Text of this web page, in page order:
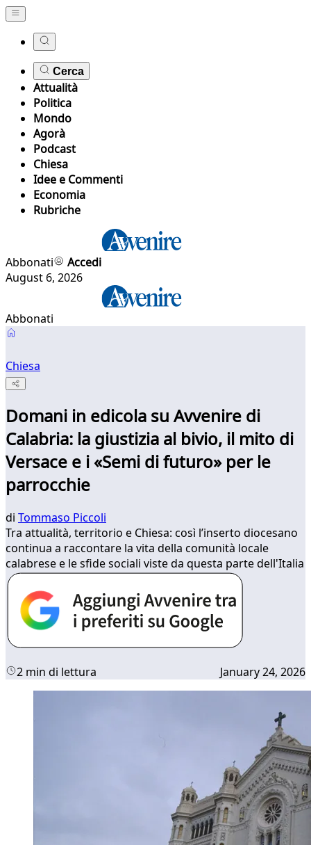
Cerca
Attualità
Politica
Mondo
Agorà
Podcast
Chiesa
Idee e Commenti
Economia
Rubriche
Abbonati
Accedi
August 6, 2026
Abbonati
Chiesa
Domani in edicola su Avvenire di
Calabria: la giustizia al bivio, il mito di
Versace e i «Semi di futuro» per le
parrocchie
di Tommaso Piccoli
Tra attualità, territorio e Chiesa: così l’inserto diocesano
continua a raccontare la vita della comunità locale
calabrese e le sfide sociali viste da questa parte dell'Italia
2 min di lettura January 24, 2026